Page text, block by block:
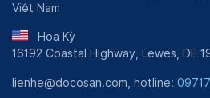
Việt Nam
Hoa Kỳ
16192 Coastal Highway, Lewes, DE
lienhe@docosan.com, hotline: